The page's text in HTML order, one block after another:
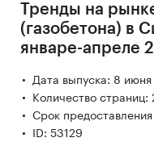
Тренды на
(газобетона) в
январе-апреле
Дата выпуска: 8
Количество страниц:
Срок
ID: 53129